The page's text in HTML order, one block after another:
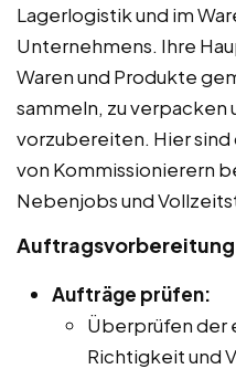
Lagerlogistik und im
Unternehmens. Ihre
Waren und Produkte
sammeln, zu verpacken
vorzubereiten. Hier
von Kommissionierern
Nebenjobs und
Auftragsvorbereitung
Aufträge prüfen:
Überprüfen der
Richtigkeit und